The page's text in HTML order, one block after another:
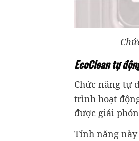
EcoClean tự
Chức năng tự
trình hoạt
được giải
Tính năng